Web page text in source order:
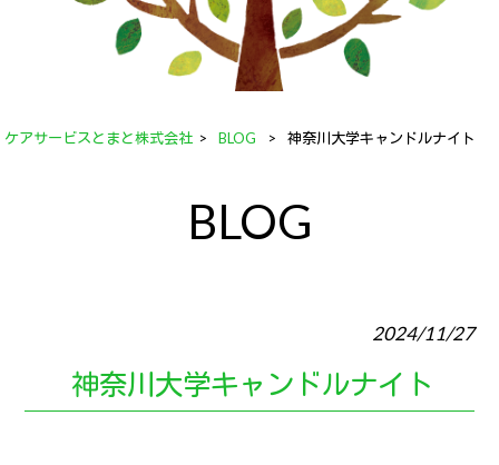
ケアサービスとまと株式会社 > BLOG > 神奈川大学キャンドルナイト
BLOG
2024/11/27
神奈川大学キャンドルナイト